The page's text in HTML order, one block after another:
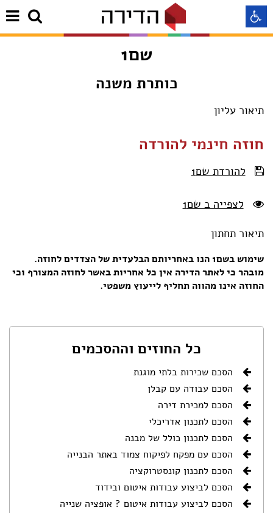
שם1
כותרת משנה
תיאור עליון
חוזה חינמי להורדה
להורדת שם1
לצפייה ב שם1
תיאור תחתון
שימוש בשם1 הנו באחריותם הבלעדית של הצדדים לחוזה.
מובהר כי לאתר הדירה אין כל אחריות באשר לחוזה המצורף וכי
החוזה אינו מהווה תחליף לייעוץ משפטי.
כל החוזים וההסכמים
הסכם שכירות בלתי מוגנת
הסכם עבודה עם קבלן
הסכם למכירת דירה
הסכם לתכנון אדריכלי
הסכם לתכנון כולל של מבנה
הסכם עם מפקח לפיקוח צמוד באתר הבנייה
הסכם לתכנון קונסטרוקציה
הסכם לביצוע עבודות איטום ובידוד
הסכם לביצוע עבודות איטום ? אופציה שנייה
התאמה לכבדי ראיה
תצוגה רגילה
הדגשת קישורים
הצהרת נגישות